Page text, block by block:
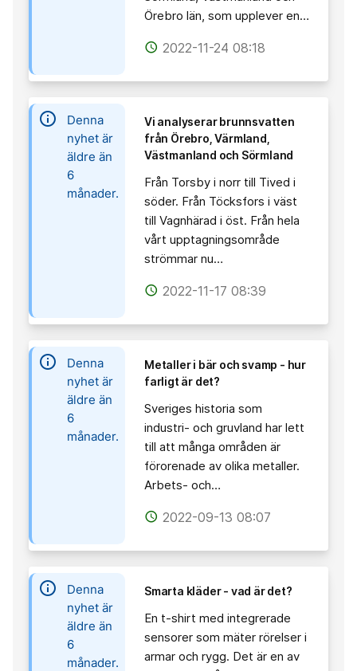
Örebro län, som upplever en…
access_time 2022-11-24 08:18
information
Denna
nyhet är
äldre än
6
månader.
Vi analyserar brunnsvatten
från Örebro, Värmland,
Västmanland och Sörmland
Från Torsby i norr till Tived i
söder. Från Töcksfors i väst
till Vagnhärad i öst. Från hela
vårt upptagningsområde
strömmar nu…
access_time 2022-11-17 08:39
information
Denna
nyhet är
äldre än
6
månader.
Metaller i bär och svamp - hur
farligt är det?
Sveriges historia som
industri- och gruvland har lett
till att många områden är
förorenade av olika metaller.
Arbets- och…
access_time 2022-09-13 08:07
information
Denna
nyhet är
äldre än
6
månader.
Smarta kläder - vad är det?
En t-shirt med integrerade
sensorer som mäter rörelser i
armar och rygg. Det är en av